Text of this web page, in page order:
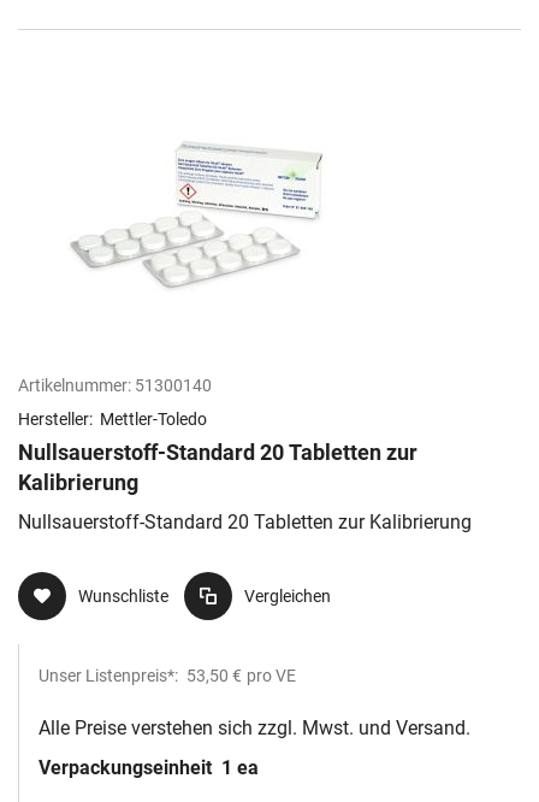
Artikelnummer: 51300140
Hersteller: Mettler-Toledo
Nullsauerstoff-Standard 20 Tabletten zur
Kalibrierung
Nullsauerstoff-Standard 20 Tabletten zur Kalibrierung
Wunschliste Vergleichen
Unser Listenpreis*: 53,50 € pro VE
Alle Preise verstehen sich zzgl. Mwst. und Versand.
Verpackungseinheit 1 ea